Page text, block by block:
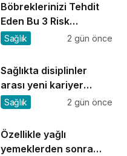
Böbreklerinizi Tehdit
Eden Bu 3 Risk
Faktörüne Dikkat!
Sağlık 2 gün önce
Sağlıkta disiplinler
arası yeni kariyer
dönemi
Sağlık 2 gün önce
Özellikle yağlı
yemeklerden sonra